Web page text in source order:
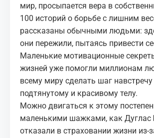
мир, просыпается вера в
100 историй о борьбе с лишним
рассказаны обычными людьми:
они пережили, пытаясь привести
Маленькие мотивационные
жизней уже помогли миллионам
всему миру сделать шаг
подтянутому и красивому телу.
Можно двигаться к этому
маленькими шажками, как Дуглас
отказали в страховании жизни из-